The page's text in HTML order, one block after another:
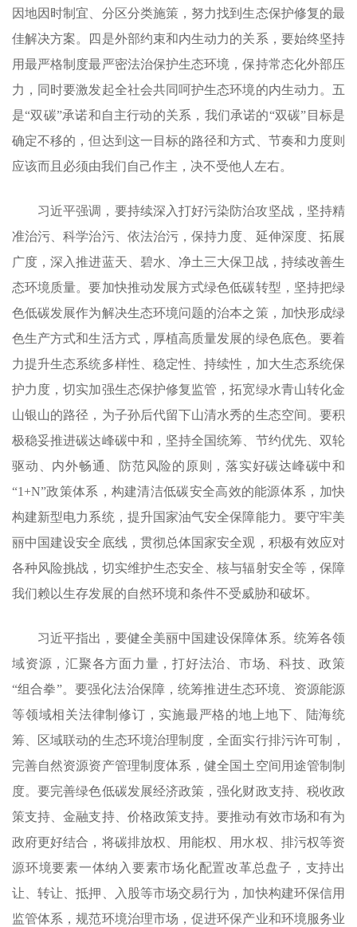
因地因时制宜、分区分类施策，努力找到生态保护修复的最
佳解决方案。四是外部约束和内生动力的关系，要始终坚持
用最严格制度最严密法治保护生态环境，保持常态化外部压
力，同时要激发起全社会共同呵护生态环境的内生动力。五
是“双碳”承诺和自主行动的关系，我们承诺的“双碳”目标是
确定不移的，但达到这一目标的路径和方式、节奏和力度则
应该而且必须由我们自己作主，决不受他人左右。
习近平强调，要持续深入打好污染防治攻坚战，坚持精
准治污、科学治污、依法治污，保持力度、延伸深度、拓展
广度，深入推进蓝天、碧水、净土三大保卫战，持续改善生
态环境质量。要加快推动发展方式绿色低碳转型，坚持把绿
色低碳发展作为解决生态环境问题的治本之策，加快形成绿
色生产方式和生活方式，厚植高质量发展的绿色底色。要着
力提升生态系统多样性、稳定性、持续性，加大生态系统保
护力度，切实加强生态保护修复监管，拓宽绿水青山转化金
山银山的路径，为子孙后代留下山清水秀的生态空间。要积
极稳妥推进碳达峰碳中和，坚持全国统筹、节约优先、双轮
驱动、内外畅通、防范风险的原则，落实好碳达峰碳中和
“1+N”政策体系，构建清洁低碳安全高效的能源体系，加快
构建新型电力系统，提升国家油气安全保障能力。要守牢美
丽中国建设安全底线，贯彻总体国家安全观，积极有效应对
各种风险挑战，切实维护生态安全、核与辐射安全等，保障
我们赖以生存发展的自然环境和条件不受威胁和破坏。
习近平指出，要健全美丽中国建设保障体系。统筹各领
域资源，汇聚各方面力量，打好法治、市场、科技、政策
“组合拳”。要强化法治保障，统筹推进生态环境、资源能源
等领域相关法律制修订，实施最严格的地上地下、陆海统
筹、区域联动的生态环境治理制度，全面实行排污许可制，
完善自然资源资产管理制度体系，健全国土空间用途管制制
度。要完善绿色低碳发展经济政策，强化财政支持、税收政
策支持、金融支持、价格政策支持。要推动有效市场和有为
政府更好结合，将碳排放权、用能权、用水权、排污权等资
源环境要素一体纳入要素市场化配置改革总盘子，支持出
让、转让、抵押、入股等市场交易行为，加快构建环保信用
监管体系，规范环境治理市场，促进环保产业和环境服务业